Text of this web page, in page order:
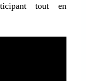
tout en